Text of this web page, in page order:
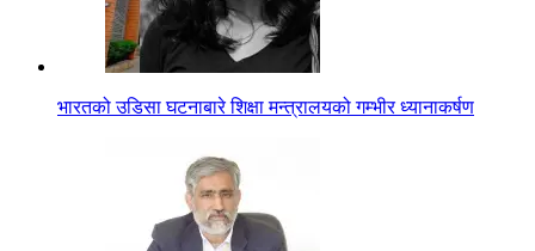
भारतको उडिसा घटनाबारे शिक्षा मन्त्रालयको गम्भीर ध्यानाकर्षण